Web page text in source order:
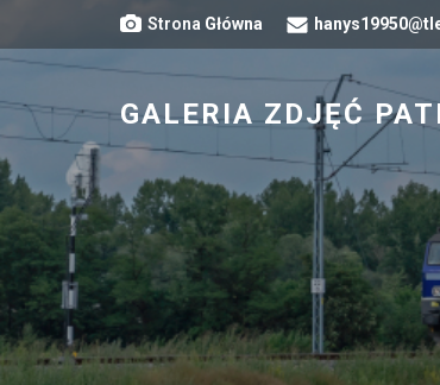
Strona Główna
GALERIA ZDJĘĆ